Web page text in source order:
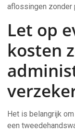
aflossingen zonder
Let op
kosten
Het is belangrijk
een